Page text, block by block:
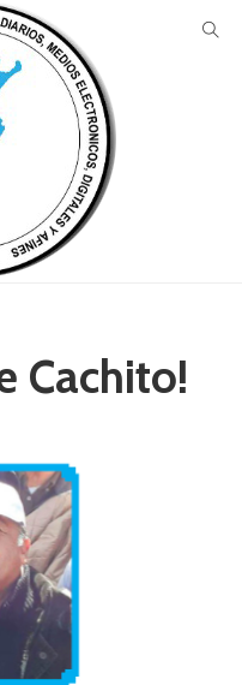
Cachito!